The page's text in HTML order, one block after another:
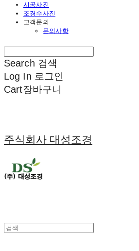
시공사진
조경수사진
고객문의
문의사항
Search 검색
Log In 로그인
Cart장바구니
주식회사 대성조경